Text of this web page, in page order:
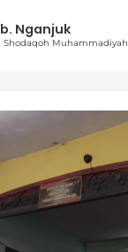
Nganjuk
Shodaqoh Muhammadiyah